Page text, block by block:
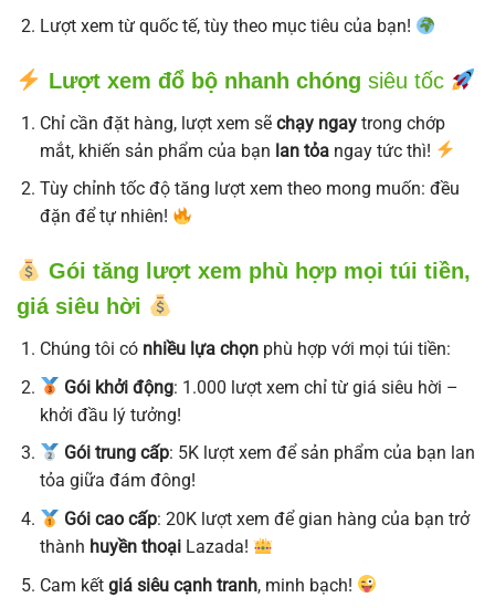
Lượt xem từ quốc tế, tùy theo mục tiêu của bạn!
Lượt xem đổ bộ nhanh chóng siêu tốc
Chỉ cần đặt hàng, lượt xem sẽ chạy ngaytrong chớp
mắt, khiến sản phẩm của bạn lan tỏangay tức thì!
Tùy chỉnh tốc độ tăng lượt xem theo mong muốn: đều
đặn để tự nhiên!
Gói tăng lượt xem phù hợp mọi túi tiền,
giá siêu hời
Chúng tôi có nhiều lựa chọnphù hợp với mọi túi tiền:
Gói khởi động: 1.000 lượt xem chỉ từ giá siêu hời –
khởi đầu lý tưởng!
Gói trung cấp: 5K lượt xem để sản phẩm của bạn lan
tỏa giữa đám đông!
Gói cao cấp: 20K lượt xem để gian hàng của bạn trở
thành huyền thoạiLazada!
Cam kết giá siêu cạnh tranh, minh bạch!